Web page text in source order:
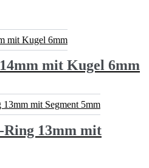
mit Kugel 6mm
13mm mit